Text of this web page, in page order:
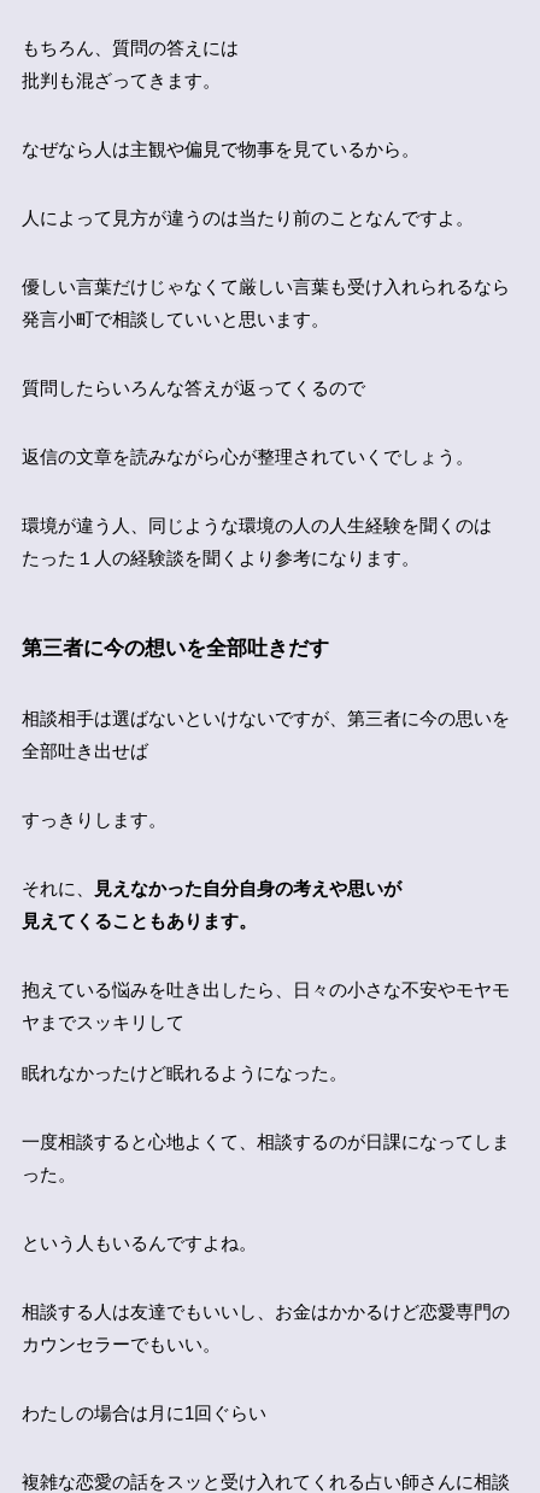
もちろん、質問の答えには
批判も混ざってきます。
なぜなら人は主観や偏見で物事を見ているから。
人によって見方が違うのは当たり前のことなんですよ。
優しい言葉だけじゃなくて厳しい言葉も受け入れられるなら
発言小町で相談していいと思います。
質問したらいろんな答えが返ってくるので
返信の文章を読みながら心が整理されていくでしょう。
環境が違う人、同じような環境の人の人生経験を聞くのは
たった１人の経験談を聞くより参考になります。
第三者に今の想いを全部吐きだす
相談相手は選ばないといけないですが、第三者に今の思いを
全部吐き出せば
すっきりします。
それに、
見えなかった自分自身の考えや思いが
見えてくることもあります。
抱えている悩みを吐き出したら、日々の小さな不安やモヤモ
ヤまでスッキリして
眠れなかったけど眠れるようになった。
一度相談すると心地よくて、相談するのが日課になってしま
った。
という人もいるんですよね。
相談する人は友達でもいいし、お金はかかるけど恋愛専門の
カウンセラーでもいい。
わたしの場合は月に1回ぐらい
複雑な恋愛の話をスッと受け入れてくれる占い師さんに相談